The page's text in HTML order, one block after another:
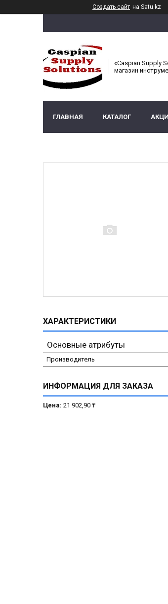
Создать сайт на Satu.kz
«Caspian Supply
магазин
ГЛАВНАЯ КАТАЛОГ
ХАРАКТЕРИСТИКИ
Основные атрибуты
Производитель
ИНФОРМАЦИЯ ДЛЯ ЗАКАЗА
Цена: 21 902,90 ₸